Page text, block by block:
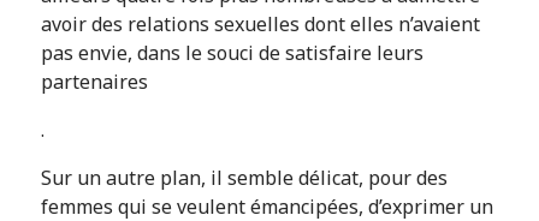
avoir des relations sexuelles dont elles n’avaient
pas envie, dans le souci de satisfaire leurs
partenaires
.
Sur un autre plan, il semble délicat, pour des
femmes qui se veulent émancipées, d’exprimer un